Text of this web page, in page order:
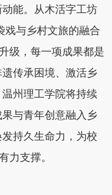
能。从木活字工坊
戏与乡村文旅的融合
级，每一项成果都是
传承困境、激活乡
州理工学院将持续
与青年创意融入乡
持久生命力，为校
力支撑。